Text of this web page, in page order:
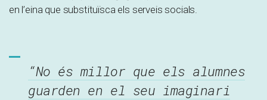
en l’eina que substituïsca els serveis socials.
“No és millor que els alumnes
guarden en el seu imaginari